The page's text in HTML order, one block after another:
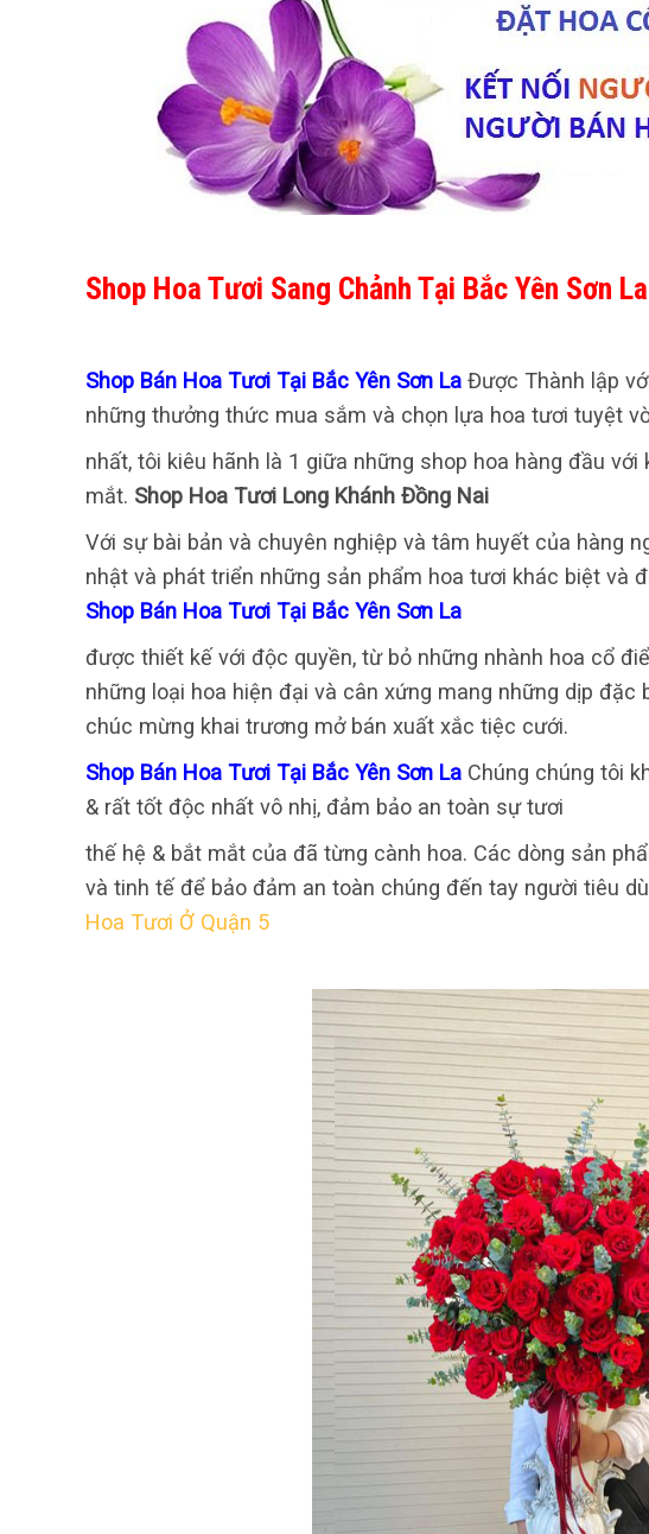
Shop Hoa Tươi Sang Chảnh Tại Bắc Yên Sơn La
Shop Bán Hoa Tươi Tại Bắc Yên Sơn La Được Thành lập
những thưởng thức mua sắm và chọn lựa hoa tươi tuyệt
nhất, tôi kiêu hãnh là 1 giữa những shop hoa hàng đầu
mắt. Shop Hoa Tươi Long Khánh Đồng Nai
Với sự bài bản và chuyên nghiệp và tâm huyết của hàng
nhật và phát triển những sản phẩm hoa tươi khác biệt và
Shop Bán Hoa Tươi Tại Bắc Yên Sơn La
được thiết kế với độc quyền, từ bỏ những nhành hoa cổ
những loại hoa hiện đại và cân xứng mang những dịp đặc
chúc mừng khai trương mở bán xuất xắc tiệc cưới.
Shop Bán Hoa Tươi Tại Bắc Yên Sơn La Chúng chúng tôi
& rất tốt độc nhất vô nhị, đảm bảo an toàn sự tươi
thế hệ & bắt mắt của đã từng cành hoa. Các dòng sản
và tinh tế để bảo đảm an toàn chúng đến tay người tiêu
Hoa Tươi Ở Quận 5